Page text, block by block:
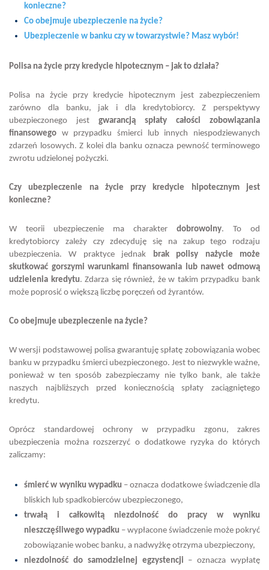
konieczne?
Co obejmuje ubezpieczenie na życie?
Ubezpieczenie w banku czy w towarzystwie? Masz wybór!
Polisa na życie przy kredycie hipotecznym – jak to działa?
Polisa na życie przy kredycie hipotecznym jest zabezpieczeniem
zarówno dla banku, jak i dla kredytobiorcy. Z perspektywy
ubezpieczonego jest gwarancją spłaty całości zobowiązania
finansowego w przypadku śmierci lub innych niespodziewanych
zdarzeń losowych. Z kolei dla banku oznacza pewność terminowego
zwrotu udzielonej pożyczki.
Czy ubezpieczenie na życie przy kredycie hipotecznym jest
konieczne?
W teorii ubezpieczenie ma charakter dobrowolny. To od
kredytobiorcy zależy czy zdecyduję się na zakup tego rodzaju
ubezpieczenia. W praktyce jednak
brak polisy nażycie może
skutkować gorszymi warunkami finansowania lub nawet odmową
udzielenia kredytu. Zdarza się również, że w takim przypadku bank
może poprosić o większą liczbę poręczeń od żyrantów.
Co obejmuje ubezpieczenie na życie?
W wersji podstawowej polisa gwarantuję spłatę zobowiązania wobec
banku w przypadku śmierci ubezpieczonego. Jest to niezwykle ważne,
ponieważ w ten sposób zabezpieczamy nie tylko bank, ale także
naszych najbliższych przed koniecznością spłaty zaciągniętego
kredytu.
Oprócz standardowej ochrony w przypadku zgonu, zakres
ubezpieczenia można rozszerzyć o dodatkowe ryzyka do których
zaliczamy:
śmierć w wyniku wypadku – oznacza dodatkowe świadczenie dla
bliskich lub spadkobierców ubezpieczonego,
trwałą i całkowitą niezdolność do pracy w wyniku
nieszczęśliwego wypadku – wypłacone świadczenie może pokryć
zobowiązanie wobec banku, a nadwyżkę otrzyma ubezpieczony,
niezdolność do samodzielnej egzystencji – oznacza wypłatę